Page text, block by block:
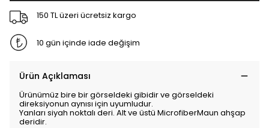
150 TL üzeri ücretsiz kargo
10 gün içinde iade değişim
Ürün Açıklaması
Ürünümüz bire bir görseldeki gibidir ve görseldeki
direksiyonun aynısı için uyumludur.
Yanları siyah noktalı deri. Alt ve üstü MicrofiberMaun ahşap
deridir.